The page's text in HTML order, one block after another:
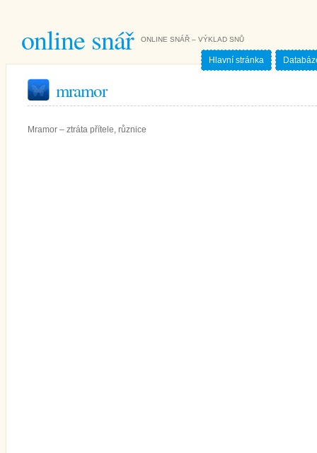
online snář ONLINE SNÁŘ – VÝKLAD SNŮ
Hlavní stránka
mramor
Mramor – ztráta přítele, různice